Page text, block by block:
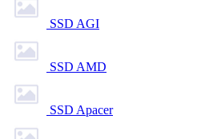
SSD AGI
SSD AMD
SSD Apacer